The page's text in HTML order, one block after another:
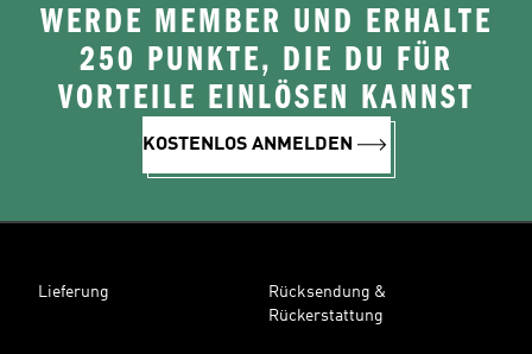
WERDE MEMBER UND ERHALTE
250 PUNKTE, DIE DU FÜR
VORTEILE EINLÖSEN KANNST
KOSTENLOS ANMELDEN
Lieferung
Rücksendung &
Rückerstattung